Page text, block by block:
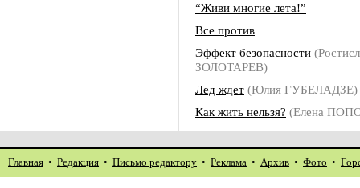
“Живи многие лета!”
Все против
Эффект безопасности
ЗОЛОТАРЕВ)
Лед ждет (Юлия ГУБЕЛАДЗЕ)
Как жить нельзя? (Елена
Главная • Редакция • Письмо редактору • Реклама • Архив • Фото •